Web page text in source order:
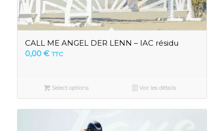
CALL ME ANGEL DER LENN – IAC résidu
0,00 € TTC
Select options Voir les détails